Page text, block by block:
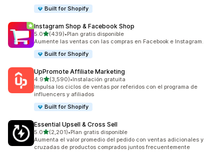
Built for Shopify
Instagram Shop & Facebook Shop
5.0de 5 estrellas
(439)
439 reseñas en total
•Plan gratis disponible
Aumente las ventas con las compras en Facebook e Instagram.
Built for Shopify
UpPromote Affiliate Marketing
4.9de 5 estrellas
(3,590)
3590 reseñas en total
•Instalación gratuita
Impulsa los ciclos de ventas por referidos con el programa de
influencers y afiliados
Built for Shopify
Essential Upsell & Cross Sell
5.0de 5 estrellas
(2,201)
2201 reseñas en total
•Plan gratis disponible
Aumenta el valor promedio del pedido con ventas adicionales y
cruzadas de productos comprados juntos frecuentemente